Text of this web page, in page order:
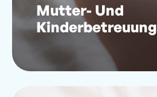
Mutter- Und
Kinderbetreuung